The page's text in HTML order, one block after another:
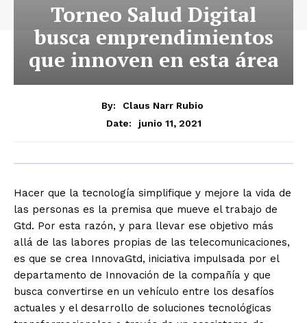
Torneo Salud Digital
busca emprendimientos
que innoven en esta área
By:
Claus Narr Rubio
Date:
junio 11, 2021
Hacer que la tecnología simplifique y mejore la vida de
las personas es la premisa que mueve el trabajo de
Gtd. Por esta razón, y para llevar ese objetivo más
allá de las labores propias de las telecomunicaciones,
es que se crea InnovaGtd, iniciativa impulsada por el
departamento de Innovación de la compañía y que
busca convertirse en un vehículo entre los desafíos
actuales y el desarrollo de soluciones tecnológicas